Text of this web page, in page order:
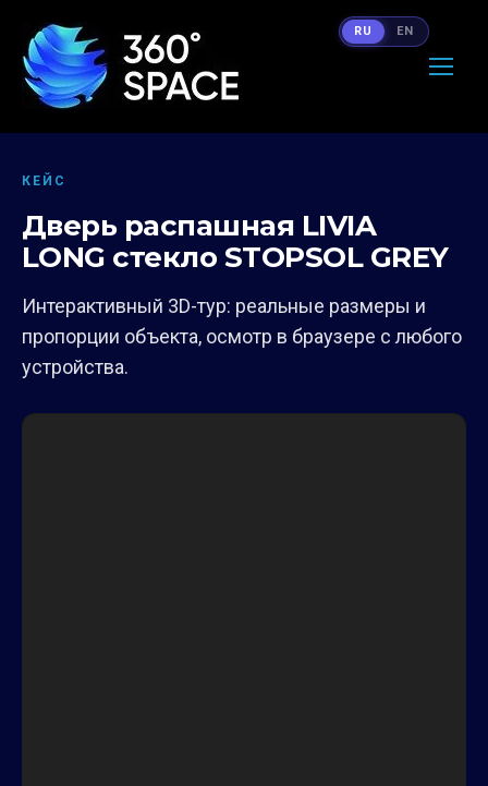
КЕЙС
Дверь распашная LIVIA
LONG стекло STOPSOL GREY
Интерактивный 3D-тур: реальные размеры и
пропорции объекта, осмотр в браузере с любого
устройства.
RU EN